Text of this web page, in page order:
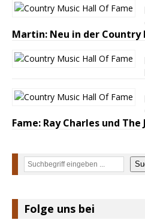
Martin: Neu in der Country
Fame: Ray Charles und The
Suchen
Folge uns bei